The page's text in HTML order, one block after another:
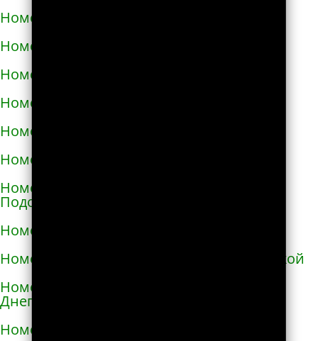
Номера телефонов такси в Изяславе
Номера телефонов такси в Ильинцах
Номера телефонов такси в Ирпене
Номера телефонов такси в Казатине
Номера телефонов такси в Калиновке
Номера телефонов такси в Калуше
Номера телефонов такси в Каменце-
Подольском
Номера телефонов такси в Каменке
Номера телефонов такси в Каменке-Бугской
Номера телефонов такси в Каменке-
Днепровской
Номера телефонов такси в Каменском